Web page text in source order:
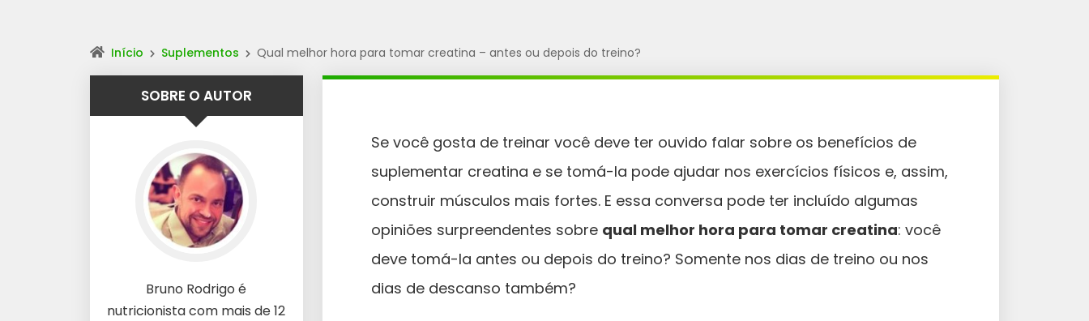
Início Suplementos Qual melhor hora para tomar creatina – antes ou depois do treino?
Se você gosta de treinar você deve ter ouvido falar sobre os benefícios de
suplementar creatina e se tomá-la pode ajudar nos exercícios físicos e, assim,
construir músculos mais fortes. E essa conversa pode ter incluído algumas
opiniões surpreendentes sobre qual melhor hora para tomar creatina: você
deve tomá-la antes ou depois do treino? Somente nos dias de treino ou nos
dias de descanso também?
SOBRE O AUTOR
Bruno Rodrigo é
nutricionista com mais de 12